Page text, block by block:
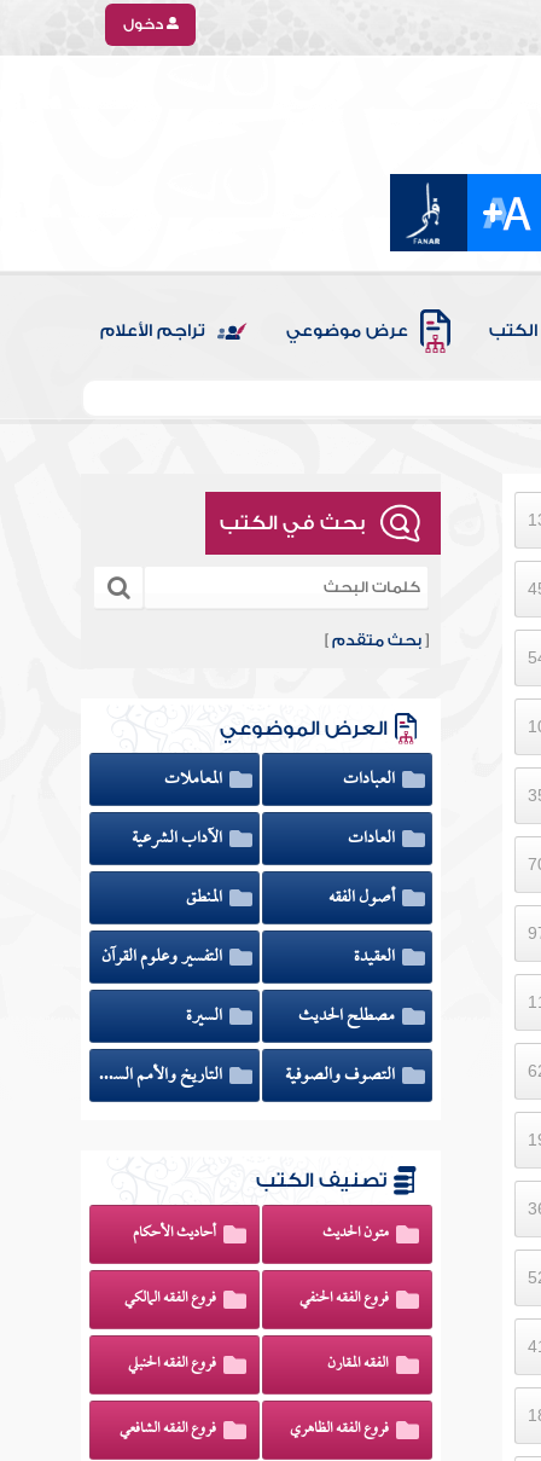
دخول
الكتب عرض موضوعي تراجم الأعلام
بحث في الكتب
[بحث متقدم ]
العرض الموضوعي
العبادات
المعاملات
العادات
الآداب الشرعية
أصول الفقه
المنطق
العقيدة
التفسير وعلوم القرآن
مصطلح الحديث
السيرة
التصوف والصوفية
التاريخ والأمم السابقة
تصنيف الكتب
متون الحديث أحاديث الأحكام
فروع الفقه الحنفي فروع الفقه المالكي
الفقه المقارن فروع الفقه الحنبلي
فروع الفقه الظاهري فروع الفقه الشافعي